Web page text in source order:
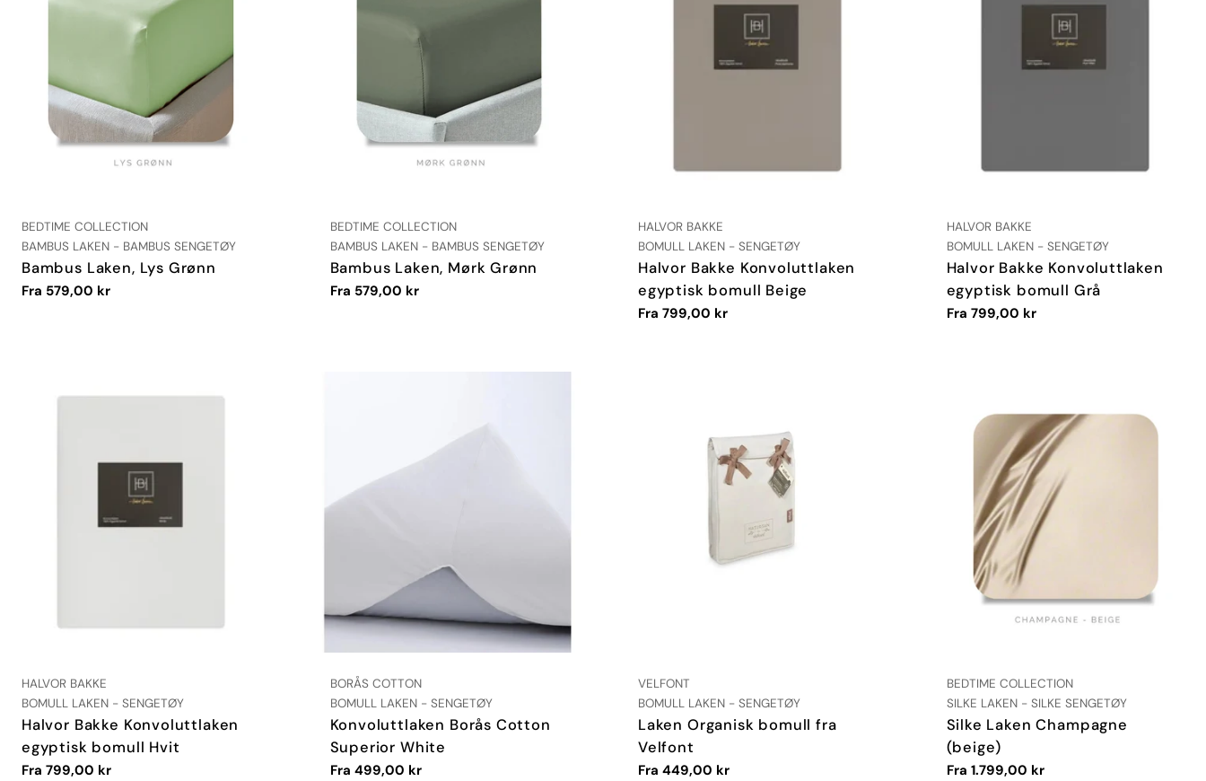
LEVERANDØR:
BEDTIME COLLECTION
TYPE:
BAMBUS LAKEN - BAMBUS SENGETØY
Bambus Laken, Lys Grønn
Vanlig
Fra 579,00 kr
LEVERANDØR:
BEDTIME COLLECTION
TYPE:
BAMBUS LAKEN - BAMBUS SENGETØY
Bambus Laken, Mørk Grønn
Vanlig
Fra 579,00 kr
LEVERANDØR:
HALVOR BAKKE
TYPE:
BOMULL LAKEN - SENGETØY
Halvor Bakke Konvoluttlaken
egyptisk bomull Beige
Vanlig
Fra 799,00 kr
LEVERANDØR:
HALVOR BAKKE
TYPE:
BOMULL LAKEN - SENGETØY
Halvor Bakke Konvoluttlaken
egyptisk bomull Grå
Vanlig
Fra 799,00 kr
LEVERANDØR:
HALVOR BAKKE
TYPE:
BOMULL LAKEN - SENGETØY
Halvor Bakke Konvoluttlaken
egyptisk bomull Hvit
Vanlig
Fra 799,00 kr
LEVERANDØR:
BORÅS COTTON
TYPE:
BOMULL LAKEN - SENGETØY
Konvoluttlaken Borås Cotton
Superior White
Vanlig
Fra 499,00 kr
LEVERANDØR:
VELFONT
TYPE:
BOMULL LAKEN - SENGETØY
Laken Organisk bomull fra
Velfont
Vanlig
Fra 449,00 kr
LEVERANDØR:
BEDTIME COLLECTION
TYPE:
SILKE LAKEN - SILKE SENGETØY
Silke Laken Champagne
(beige)
Vanlig
Fra 1.799,00 kr